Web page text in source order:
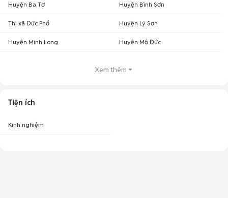
Huyện Ba Tơ Huyện Bình Sơn
Thị xã Đức Phổ Huyện Lý Sơn
Huyện Minh Long Huyện Mộ Đức
Xem thêm
Tiện ích
Kinh nghiệm